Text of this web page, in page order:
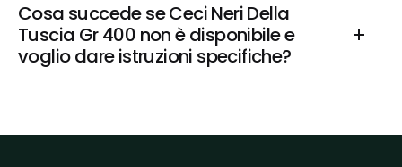
Cosa succede se Ceci Neri Della
Tuscia Gr 400 non è disponibile e
voglio dare istruzioni specifiche?